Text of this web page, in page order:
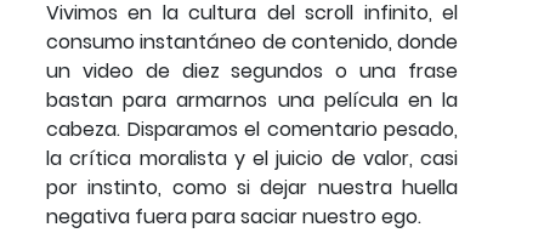
Vivimos en la cultura del scroll infinito, el
consumo instantáneo de contenido, donde
un video de diez segundos o una frase
bastan para armarnos una película en la
cabeza. Disparamos el comentario pesado,
la crítica moralista y el juicio de valor, casi
por instinto, como si dejar nuestra huella
negativa fuera para saciar nuestro ego.